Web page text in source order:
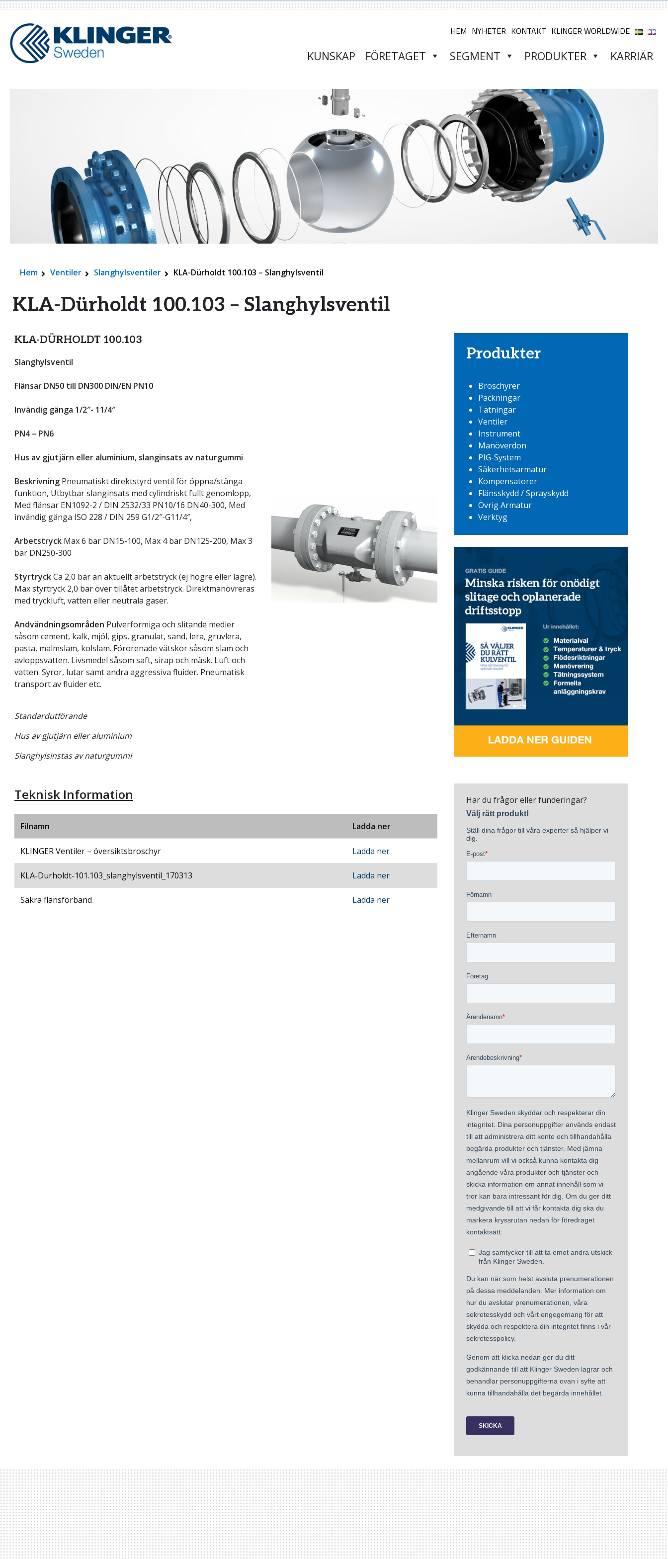
HEM NYHETER KONTAKT KLINGER WORLDWIDE
KUNSKAP FÖRETAGET SEGMENT PRODUKTER KARRIÄR
Hem Ventiler Slanghylsventiler KLA-Dürholdt 100.103 – Slanghylsventil
KLA-Dürholdt 100.103 – Slanghylsventil
KLA-DÜRHOLDT 100.103
Slanghylsventil
Flänsar DN50 till DN300 DIN/EN PN10
Invändig gänga 1/2″- 11/4″
PN4 – PN6
Hus av gjutjärn eller aluminium, slanginsats av naturgummi
Beskrivning Pneumatiskt direktstyrd ventil för öppna/stänga
funktion, Utbytbar slanginsats med cylindriskt fullt genomlopp,
Med flänsar EN1092-2 / DIN 2532/33 PN10/16 DN40-300, Med
invändig gänga ISO 228 / DIN 259 G1/2″-G11/4″,
Arbetstryck Max 6 bar DN15-100, Max 4 bar DN125-200, Max 3
bar DN250-300
StyrtryckCa 2,0 bar än aktuellt arbetstryck (ej högre eller lägre).
Max styrtryck 2,0 bar över tillåtet arbetstryck. Direktmanövreras
med tryckluft, vatten eller neutrala gaser.
Andvändningsområden Pulverformiga och slitande medier
såsom cement, kalk, mjöl, gips, granulat, sand, lera, gruvlera,
pasta, malmslam, kolslam. Förorenade vätskor såsom slam och
avloppsvatten. Livsmedel såsom saft, sirap och mäsk. Luft och
vatten. Syror, lutar samt andra aggressiva fluider. Pneumatisk
transport av fluider etc.
Standardutförande
Hus av gjutjärn eller aluminium
Slanghylsinstas av naturgummi
Teknisk Information
Filnamn Ladda ner
KLINGER Ventiler – översiktsbroschyr Ladda ner
KLA-Durholdt-101.103_slanghylsventil_170313 Ladda ner
Säkra flänsförband Ladda ner
Produkter
Broschyrer
Packningar
Tätningar
Ventiler
Instrument
Manöverdon
PIG-System
Säkerhetsarmatur
Kompensatorer
Flänsskydd / Sprayskydd
Övrig Armatur
Verktyg
Har du frågor eller funderingar?